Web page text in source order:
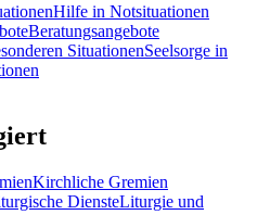
Hilfe in Notsituationen
Beratungsangebote
Seelsorge in
Kirchliche Gremien
Liturgie und